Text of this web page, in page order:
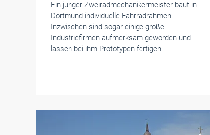
Ein junger Zweiradmechanikermeister baut in
Dortmund individuelle Fahrradrahmen.
Inzwischen sind sogar einige große
Industriefirmen aufmerksam geworden und
lassen bei ihm Prototypen fertigen.